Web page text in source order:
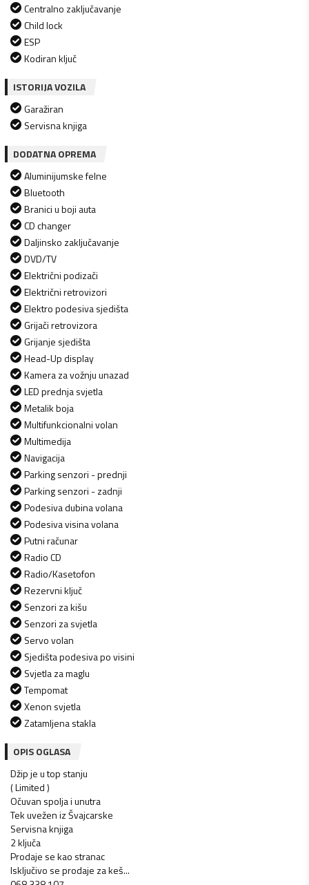
Centralno zaključavanje
Child lock
ESP
Kodiran ključ
ISTORIJA VOZILA
Garažiran
Servisna knjiga
DODATNA OPREMA
Aluminijumske felne
Bluetooth
Branici u boji auta
CD changer
Daljinsko zaključavanje
DVD/TV
Električni podizači
Električni retrovizori
Elektro podesiva sjedišta
Grijači retrovizora
Grijanje sjedišta
Head-Up display
Kamera za vožnju unazad
LED prednja svjetla
Metalik boja
Multifunkcionalni volan
Multimedija
Navigacija
Parking senzori - prednji
Parking senzori - zadnji
Podesiva dubina volana
Podesiva visina volana
Putni računar
Radio CD
Radio/Kasetofon
Rezervni ključ
Senzori za kišu
Senzori za svjetla
Servo volan
Sjedišta podesiva po visini
Svjetla za maglu
Tempomat
Xenon svjetla
Zatamljena stakla
OPIS OGLASA
Džip je u top stanju
( Limited )
Očuvan spolja i unutra
Tek uvežen iz Švajcarske
Servisna knjiga
2 ključa
Prodaje se kao stranac
Isključivo se prodaje za keš...